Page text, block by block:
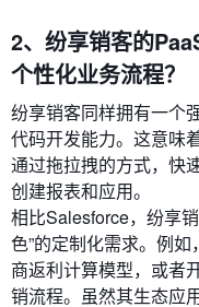
2、纷享销客的
个性化业务流程？
纷享销客同样拥有一个
代码开发能力。这意味
通过拖拉拽的方式，快
创建报表和应用。
相比Salesforce，纷享
色”的定制化需求。例
商返利计算模型，或者
销流程。虽然其生态应